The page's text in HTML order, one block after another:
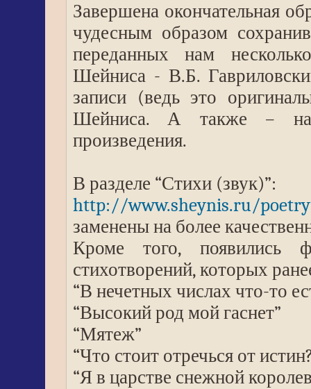
Завершена окончательная
чудесным образом
переданных нам
Шейниса - В.Б.
записи (ведь это
Шейниса. А также –
произведения.
В разделе “Стихи (звук)”:
http://www.sheynis.ru/
заменены на более
Кроме того, появились
стихотворений, которых
“В нечетных числах что-то
“Высокий род мой гаснет”
“Мятеж”
“Что стоит отречься от
“Я в царстве снежной